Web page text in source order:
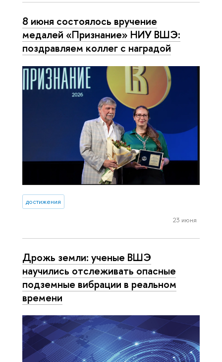
8 июня состоялось вручение
медалей «Признание» НИУ ВШЭ:
поздравляем коллег с наградой
достижения
23 июня
Дрожь земли: ученые ВШЭ
научились отслеживать опасные
подземные вибрации в реальном
времени